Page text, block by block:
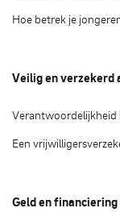
Hoe betrek je
Veilig en verzekerd
Een
Geld en financiering